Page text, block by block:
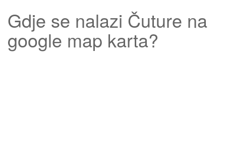
Gdje se nalazi Čuture na
google map karta?